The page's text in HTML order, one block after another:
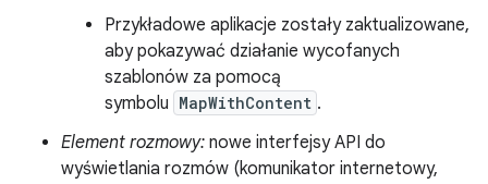
Przykładowe aplikacje zostały zaktualizowane,
aby pokazywać działanie wycofanych
szablonów za pomocą
symbolu MapWithContent .
Element rozmowy: nowe interfejsy API do
wyświetlania rozmów (komunikator internetowy,